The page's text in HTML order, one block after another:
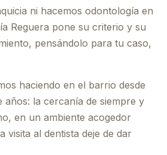
ni hacemos odontología en
Reguera pone su criterio y su
pensándolo para tu caso,
haciendo en el barrio desde
años: la cercanía de siempre y
en un ambiente acogedor
visita al dentista deje de dar